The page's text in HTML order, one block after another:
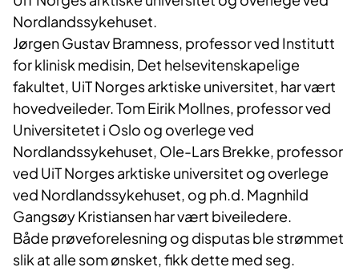
Nordlandssykehuset.
Jørgen Gustav Bramness, professor ved Institutt
for klinisk medisin, Det helsevitenskapelige
fakultet, UiT Norges arktiske universitet, har vært
hovedveileder. Tom Eirik Mollnes, professor ved
Universitetet i Oslo og overlege ved
Nordlandssykehuset, Ole-Lars Brekke, professor
ved UiT Norges arktiske universitet og overlege
ved Nordlandssykehuset, og ph.d. Magnhild
Gangsøy Kristiansen har vært biveiledere.
Både prøveforelesning og disputas ble strømmet
slik at alle som ønsket, fikk dette med seg.